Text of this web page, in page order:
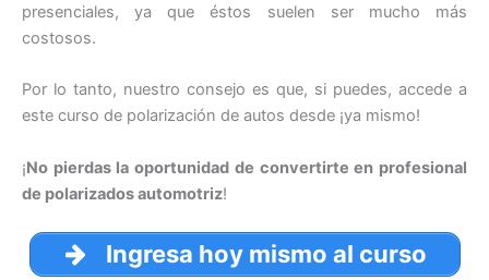
presenciales, ya que éstos suelen ser mucho más
costosos.
Por lo tanto, nuestro consejo es que, si puedes, accede a
este curso de polarización de autos desde ¡ya mismo!
¡No pierdas la oportunidad de convertirte en profesional
de polarizados automotriz!
Ingresa hoy mismo al curso